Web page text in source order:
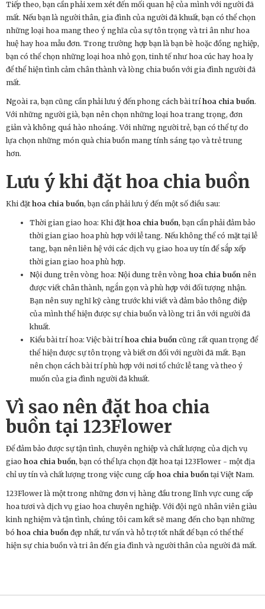
Tiếp theo, bạn cần phải xem xét đến mối quan hệ của mình với người đã
mất. Nếu bạn là người thân, gia đình của người đã khuất, bạn có thể chọn
những loại hoa mang theo ý nghĩa của sự tôn trọng và tri ân như hoa
huệ hay hoa mẫu đơn. Trong trường hợp bạn là bạn bè hoặc đồng nghiệp,
bạn có thể chọn những loại hoa nhỏ gọn, tinh tế như hoa cúc hay hoa ly
để thể hiện tình cảm chân thành và lòng chia buồn với gia đình người đã
mất.
Ngoài ra, bạn cũng cần phải lưu ý đến phong cách bài tríhoa chia buồn.
Với những người già, bạn nên chọn những loại hoa trang trọng, đơn
giản và không quá hào nhoáng. Với những người trẻ, bạn có thể tự do
lựa chọn những món quà chia buồn mang tính sáng tạo và trẻ trung
hơn.
Lưu ý khi đặthoa chia buồn
Khi đặt hoa chia buồn, bạn cần phải lưu ý đến một số điều sau:
Thời gian giao hoa: Khi đặt hoa chia buồn, bạn cần phải đảm bảo
thời gian giao hoa phù hợp với lễ tang. Nếu không thể có mặt tại lễ
tang, bạn nên liên hệ với các dịch vụ giao hoa uy tín để sắp xếp
thời gian giao hoa phù hợp.
Nội dung trên vòng hoa: Nội dung trên vòng hoa chia buồn nên
được viết chân thành, ngắn gọn và phù hợp với đối tượng nhận.
Bạn nên suy nghĩ kỹ càng trước khi viết và đảm bảo thông điệp
của mình thể hiện được sự chia buồn và lòng tri ân với người đã
khuất.
Kiểu bài trí hoa: Việc bài tríhoa chia buồn cũng rất quan trọng để
thể hiện được sự tôn trọng và biết ơn đối với người đã mất. Bạn
nên chọn cách bài trí phù hợp với nơi tổ chức lễ tang và theo ý
muốn của gia đình người đã khuất.
Vì sao nên đặthoa chia
buồn tại 123Flower
Để đảm bảo được sự tận tình, chuyên nghiệp và chất lượng của dịch vụ
giao hoa chia buồn, bạn có thể lựa chọn đặt hoa tại 123Flower - một địa
chỉ uy tín và chất lượng trong việc cung cấp hoa chia buồn tại Việt Nam.
123Flower là một trong những đơn vị hàng đầu trong lĩnh vực cung cấp
hoa tươi và dịch vụ giao hoa chuyên nghiệp. Với đội ngũ nhân viên giàu
kinh nghiệm và tận tình, chúng tôi cam kết sẽ mang đến cho bạn những
bó hoa chia buồn đẹp nhất, tư vấn và hỗ trợ tốt nhất để bạn có thể thể
hiện sự chia buồn và tri ân đến gia đình và người thân của người đã mất.